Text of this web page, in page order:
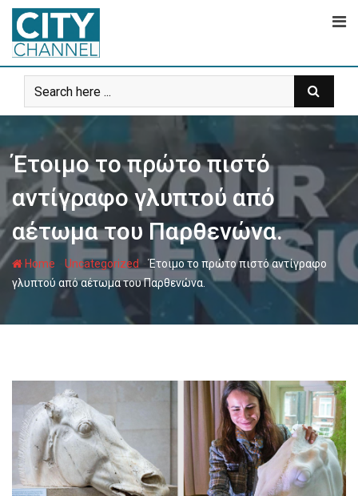
Skip
content
Έτοιμο το πρώτο πιστό
αντίγραφο γλυπτού από
αέτωμα του Παρθενώνα.
Home -Uncategorized-Έτοιμο το πρώτο πιστό αντίγραφο
γλυπτού από αέτωμα του Παρθενώνα.